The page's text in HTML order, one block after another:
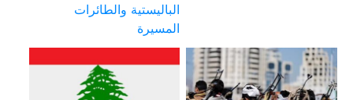
الباليستية والطائرات
المسيرة